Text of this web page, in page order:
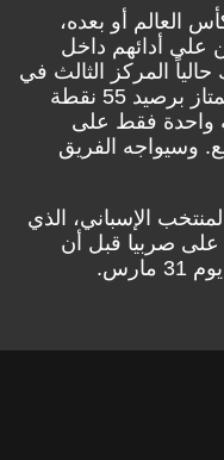
العالم أو بعده،
على أدائهم داخل
المركز الثالث في
جدول ترتيب الدوري الإنجليزي الممتاز برصيد 55 نقطة
واحدة فقط على
وسيواجه الفريق
الإسباني، الذي
حقق مؤخرًا فوزًا مقنعًا بنتيجة 3-0 على صربيا قبل أن